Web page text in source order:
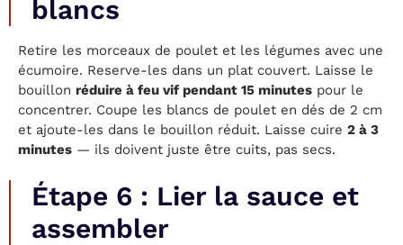
blancs
Retire les morceaux de poulet et les légumes avec une
écumoire. Reserve-les dans un plat couvert. Laisse le
bouillon réduire à feu vif pendant 15 minutes pour le
concentrer. Coupe les blancs de poulet en dés de 2 cm
et ajoute-les dans le bouillon réduit. Laisse cuire 2 à 3
minutes — ils doivent juste être cuits, pas secs.
Étape 6 : Lier la sauce et
assembler